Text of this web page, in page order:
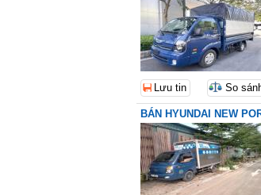
Lưu tin So
BÁN HYUNDAI NEW